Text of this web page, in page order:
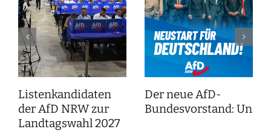
Listenkandidaten
der AfD NRW zur
Landtagswahl 2027
Der neue AfD-
Bundesvorstand: